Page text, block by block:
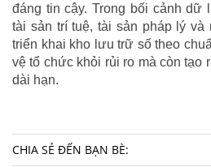
đáng tin cậy. Trong bối cảnh dữ
tài sản trí tuệ, tài sản pháp lý và
triển khai kho lưu trữ số theo
vệ tổ chức khỏi rủi ro mà còn tạo
dài hạn.
CHIA SẺ ĐẾN BẠN BÈ: